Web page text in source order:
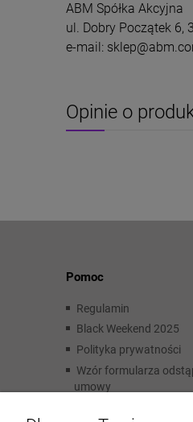
ABM Spółka Akcyjna
ul. Dobry Początek 6,
e-mail:
Opinie o
Pomoc
Regulamin
Black Weekend 2025
Polityka prywatności
Wzór formularza
umowy